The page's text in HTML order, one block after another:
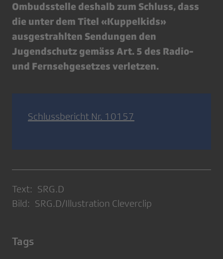
Ombudsstelle deshalb zum Schluss, dass
die unter dem Titel «Kuppelkids»
ausgestrahlten Sendungen den
Jugendschutz gemäss Art. 5 des Radio-
und Fernsehgesetzes verletzen.
Schlussbericht Nr. 10157
Text: SRG.D
Bild: SRG.D/Illustration Cleverclip
Tags